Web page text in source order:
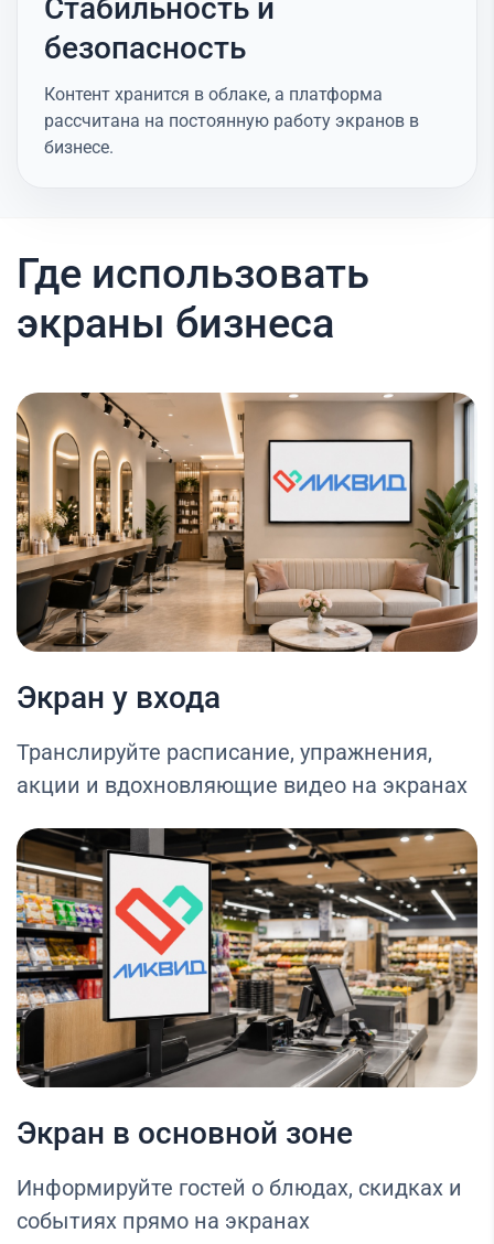
Стабильность и
безопасность
Контент хранится в облаке, а платформа
рассчитана на постоянную работу экранов в
бизнесе.
Где использовать
экраны бизнеса
Экран у входа
Транслируйте расписание, упражнения,
акции и вдохновляющие видео на экранах
Экран в основной зоне
Информируйте гостей о блюдах, скидках и
событиях прямо на экранах